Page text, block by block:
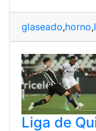
glaseado,horno,
Liga de